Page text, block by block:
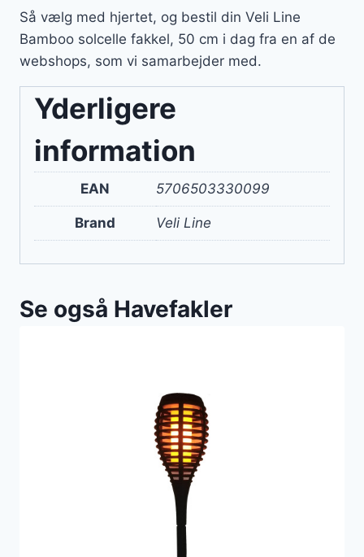
Så vælg med hjertet, og bestil din Veli Line
Bamboo solcelle fakkel, 50 cm i dag fra en af de
webshops, som vi samarbejder med.
Yderligere
information
EAN 5706503330099
Brand Veli Line
Se også Havefakler